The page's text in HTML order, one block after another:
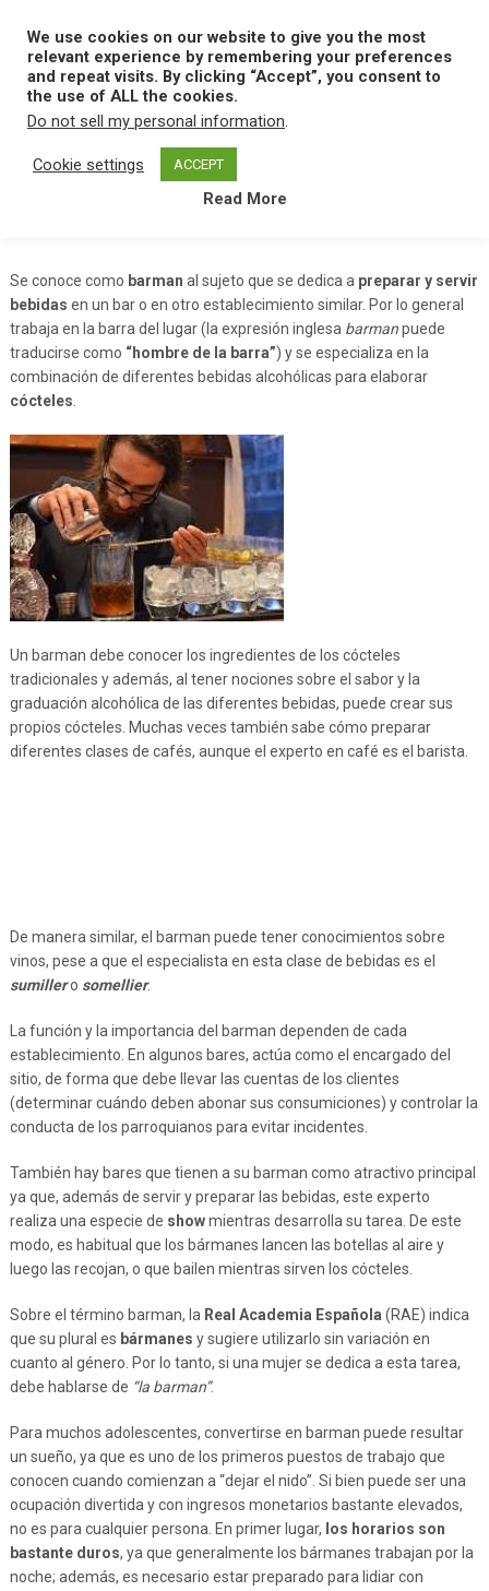
content
MENU
Home B Barman
Se conoce como barman al sujeto que se dedica a preparar y servir
bebidas en un bar o en otro establecimiento similar. Por lo general
trabaja en la barra del lugar (la expresión inglesa barmanpuede
traducirse como “hombre de la barra”) y se especializa en la
combinación de diferentes bebidas alcohólicas para elaborar
cócteles
Un barman debe conocer los ingredientes de los cócteles
tradicionales y además, al tener nociones sobre el sabor y la
graduación alcohólica de las diferentes bebidas, puede crear sus
propios cócteles. Muchas veces también sabe cómo preparar
diferentes clases de cafés, aunque el experto en café es el barista.
De manera similar, el barman puede tener conocimientos sobre
vinos, pese a que el especialista en esta clase de bebidas es el
sumillero somellier.
La función y la importancia del barman dependen de cada
establecimiento. En algunos bares, actúa como el encargado del
sitio, de forma que debe llevar las cuentas de los clientes
(determinar cuándo deben abonar sus consumiciones) y controlar la
conducta de los parroquianos para evitar incidentes.
También hay bares que tienen a su barman como atractivo principal
ya que, además de servir y preparar las bebidas, este experto
realiza una especie de showmientras desarrolla su tarea. De este
modo, es habitual que los bármanes lancen las botellas al aire y
luego las recojan, o que bailen mientras sirven los cócteles.
Sobre el término barman, la Real Academia Española (RAE) indica
que su plural es bármanes y sugiere utilizarlo sin variación en
cuanto al género. Por lo tanto, si una mujer se dedica a esta tarea,
debe hablarse de “la barman”.
Para muchos adolescentes, convertirse en barman puede resultar
un sueño, ya que es uno de los primeros puestos de trabajo que
conocen cuando comienzan a “dejar el nido”. Si bien puede ser una
ocupación divertida y con ingresos monetarios bastante elevados,
no es para cualquier persona. En primer lugar, los horarios son
bastante duros, ya que generalmente los bármanes trabajan por la
noche; además, es necesario estar preparado para lidiar con
We use cookies on our website to give you the most
relevant experience by remembering your preferences
and repeat visits. By clicking “Accept”, you consent to
the use of ALL the cookies.
Do not sell my personal information.
Cookie settings ACCEPT
Read More